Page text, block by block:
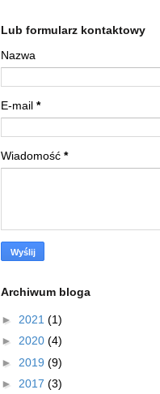
Lub formularz kontaktowy
Nazwa
E-mail *
Wiadomość *
Archiwum bloga
► 2021 (1)
► 2020 (4)
► 2019 (9)
► 2017 (3)